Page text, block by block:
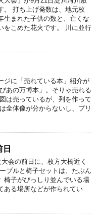
。 打ち上げ発数は、地元枚
生まれた子供の数と、亡くな
をこめた花火です。 川に並行
ジに「売れている本」紹介が
あの万博本」。そりゃ売れる
は売っているが、列を作って
全体像が分からないし、プリ
会の前日に、枚方大橋近く
ブルと椅子セットは、たぶん
椅子がびっしり並んでいる場
ある場所などが作られてい